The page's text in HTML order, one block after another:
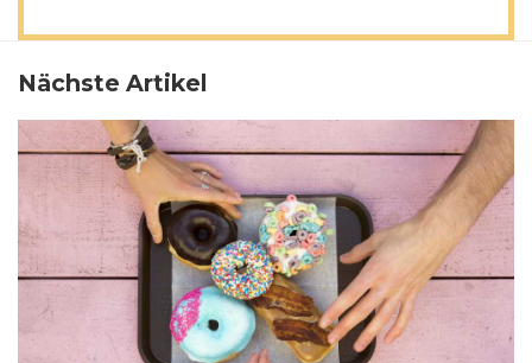
Nächste Artikel